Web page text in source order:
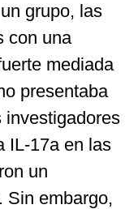
grupo, las
con una
mediada
presentaba
investigadores
IL-17a en las
un
Sin embargo,